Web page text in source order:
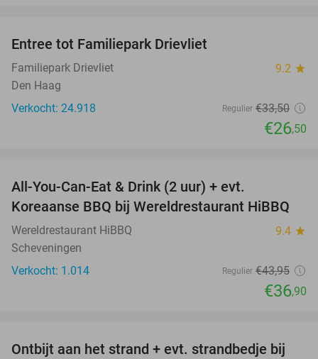
Entree tot Familiepark Drievliet
Familiepark Drievliet 9.2 star
Den Haag
Verkocht: 24.918
Regulier €33,50
€26,50
All-You-Can-Eat & Drink (2 uur) + evt.
Koreaanse BBQ bij Wereldrestaurant HiBBQ
Wereldrestaurant HiBBQ 9.4 star
Scheveningen
Verkocht: 1.014
Regulier €43,95
€36,90
Ontbijt aan het strand + evt. strandbedje bij